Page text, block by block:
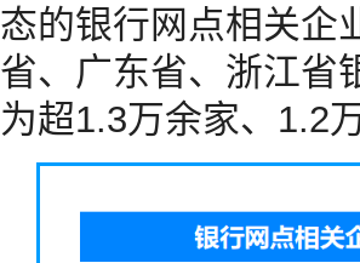
态的银行网点相关企
省、广东省、浙江省
为超1.3万余家、1.2